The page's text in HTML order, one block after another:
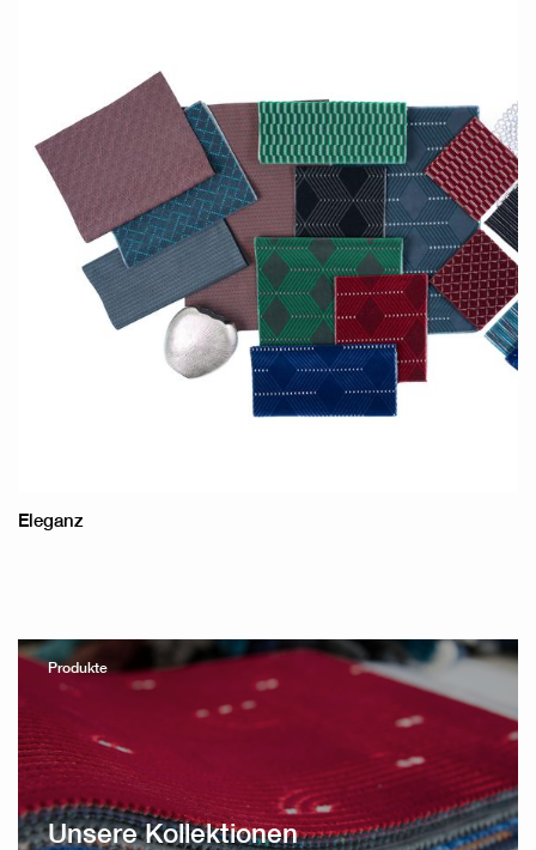
Eleganz
Produkte
Unsere Kollektionen